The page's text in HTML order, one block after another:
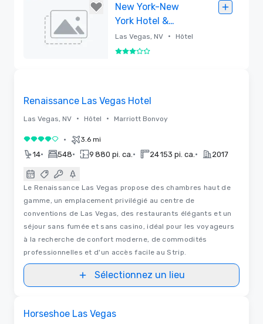
New York-New
York Hotel &
Casino
Las Vegas, NV • Hôtel
3 sur 5
Renaissance Las Vegas Hotel
Las Vegas, NV • Hôtel • Marriott Bonvoy
4 sur 5 • 3.6 mi
14• 548• 9 880 pi. ca. • 24 153 pi. ca. • 2017
Le Renaissance Las Vegas propose des chambres haut de
gamme, un emplacement privilégié au centre de
conventions de Las Vegas, des restaurants élégants et un
séjour sans fumée et sans casino, idéal pour les voyageurs
à la recherche de confort moderne, de commodités
professionnelles et d'un accès facile au Strip.
Sélectionnez un lieu
Horseshoe Las Vegas